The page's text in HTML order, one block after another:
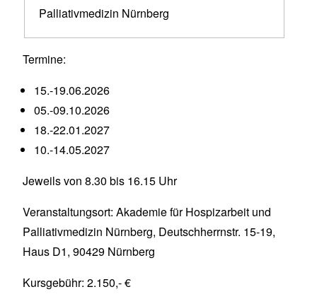
Palliativmedizin Nürnberg
Termine:
15.-19.06.2026
05.-09.10.2026
18.-22.01.2027
10.-14.05.2027
Jeweils von 8.30 bis 16.15 Uhr
Veranstaltungsort: Akademie für Hospizarbeit und
Palliativmedizin Nürnberg, Deutschherrnstr. 15-19,
Haus D1, 90429 Nürnberg
Kursgebühr: 2.150,- €